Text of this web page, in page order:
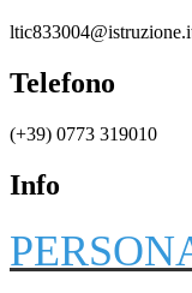
Telefono
(+39) 0773 319010
Info